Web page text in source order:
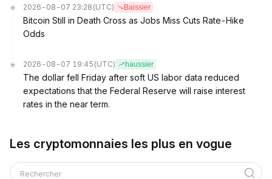
2026-08-07 23:28 (UTC) Baissier
Bitcoin Still in Death Cross as Jobs Miss Cuts Rate-Hike
Odds
2026-08-07 19:45 (UTC) haussier
The dollar fell Friday after soft US labor data reduced
expectations that the Federal Reserve will raise interest
rates in the near term.
Les cryptomonnaies les plus en vogue
Rechercher